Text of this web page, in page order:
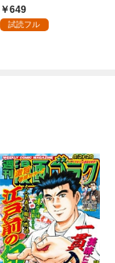
すべてが猫になる
649
試読フル